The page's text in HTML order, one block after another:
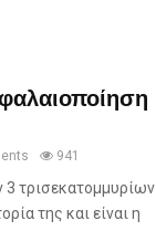
941
τρισεκατομμυρίων
της και είναι η